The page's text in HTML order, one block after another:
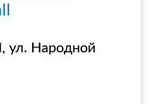
ул. Народной